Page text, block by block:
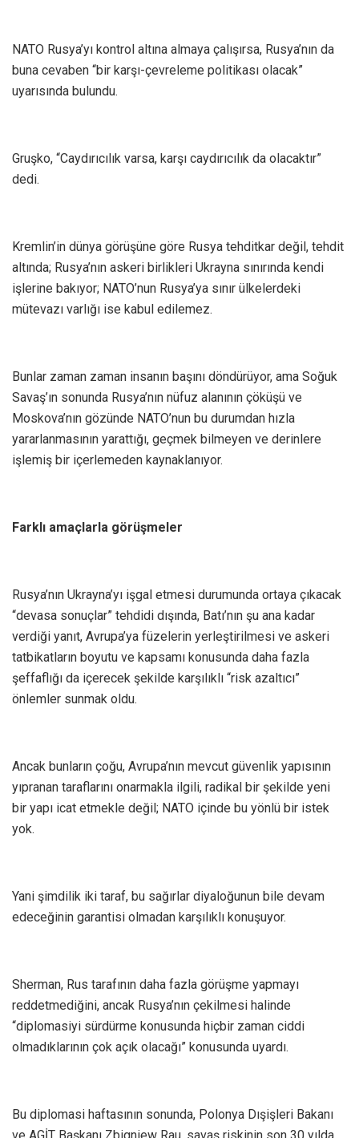
NATO Rusya’yı kontrol altına almaya çalışırsa, Rusya’nın da
buna cevaben “bir karşı-çevreleme politikası olacak”
uyarısında bulundu.
Gruşko, “Caydırıcılık varsa, karşı caydırıcılık da olacaktır”
dedi.
Kremlin’in dünya görüşüne göre Rusya tehditkar değil, tehdit
altında; Rusya’nın askeri birlikleri Ukrayna sınırında kendi
işlerine bakıyor; NATO’nun Rusya’ya sınır ülkelerdeki
mütevazı varlığı ise kabul edilemez.
Bunlar zaman zaman insanın başını döndürüyor, ama Soğuk
Savaş’ın sonunda Rusya’nın nüfuz alanının çöküşü ve
Moskova’nın gözünde NATO’nun bu durumdan hızla
yararlanmasının yarattığı, geçmek bilmeyen ve derinlere
işlemiş bir içerlemeden kaynaklanıyor.
Farklı amaçlarla görüşmeler
Rusya’nın Ukrayna’yı işgal etmesi durumunda ortaya çıkacak
“devasa sonuçlar” tehdidi dışında, Batı’nın şu ana kadar
verdiği yanıt, Avrupa’ya füzelerin yerleştirilmesi ve askeri
tatbikatların boyutu ve kapsamı konusunda daha fazla
şeffaflığı da içerecek şekilde karşılıklı “risk azaltıcı”
önlemler sunmak oldu.
Ancak bunların çoğu, Avrupa’nın mevcut güvenlik yapısının
yıpranan taraflarını onarmakla ilgili, radikal bir şekilde yeni
bir yapı icat etmekle değil; NATO içinde bu yönlü bir istek
yok.
Yani şimdilik iki taraf, bu sağırlar diyaloğunun bile devam
edeceğinin garantisi olmadan karşılıklı konuşuyor.
Sherman, Rus tarafının daha fazla görüşme yapmayı
reddetmediğini, ancak Rusya’nın çekilmesi halinde
“diplomasiyi sürdürme konusunda hiçbir zaman ciddi
olmadıklarının çok açık olacağı” konusunda uyardı.
Bu diplomasi haftasının sonunda, Polonya Dışişleri Bakanı
ve AGİT Başkanı Zbigniew Rau, savaş riskinin son 30 yılda